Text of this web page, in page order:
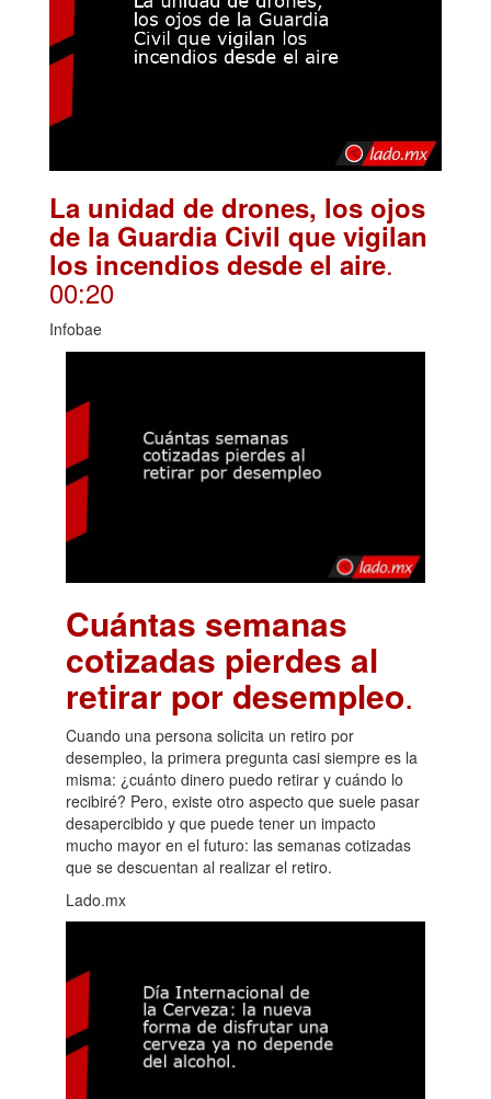
La unidad de drones, los ojos
de la Guardia Civil que vigilan
los incendios desde el aire.
00:20
Infobae
Cuántas semanas
cotizadas pierdes al
retirar por desempleo.
Cuando una persona solicita un retiro por
desempleo, la primera pregunta casi siempre es la
misma: ¿cuánto dinero puedo retirar y cuándo lo
recibiré? Pero, existe otro aspecto que suele pasar
desapercibido y que puede tener un impacto
mucho mayor en el futuro: las semanas cotizadas
que se descuentan al realizar el retiro.
Lado.mx